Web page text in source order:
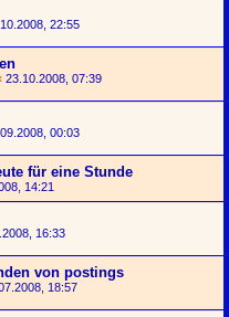
22:55
23.10.2008, 07:39
00:03
für eine Stunde
14:21
16:33
von postings
18:57